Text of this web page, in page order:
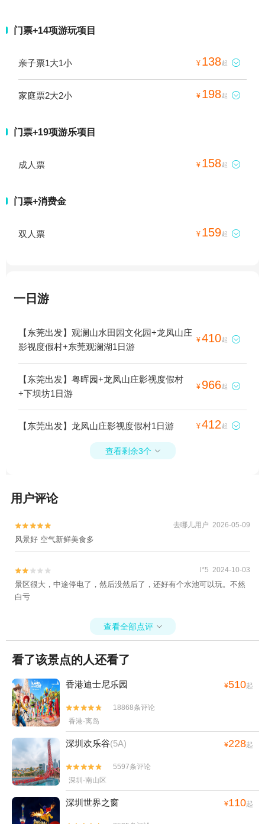
门票+14项游玩项目
亲子票1大1小 ¥ 138起 
家庭票2大2小 ¥ 198起 
门票+19项游乐项目
成人票 ¥ 158起 
门票+消费金
双人票 ¥ 159起 
一日游
【东莞出发】观澜山水田园文化园+龙凤山庄
影视度假村+东莞观澜湖1日游
¥410起 
【东莞出发】粤晖园+龙凤山庄影视度假村
+下坝坊1日游
¥ 966起 
【东莞出发】龙凤山庄影视度假村1日游 ¥412 起 
查看剩余3个 
用户评论

 去哪儿用户 2026-05-09
风景好 空气新鲜美食多

 l*5 2024-10-03
景区很大，中途停电了，然后没然后了，还好有个水池可以玩。不然
白亏
查看全部点评 
看了该景点的人还看了
香港迪士尼乐园 ¥510起


18868条评论
香港·离岛
深圳欢乐谷(5A) ¥228起


5597条评论
深圳·南山区
深圳世界之窗 ¥110起